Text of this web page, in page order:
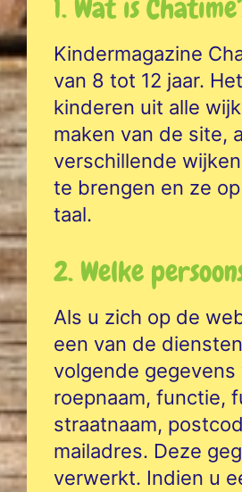
1. Wat is
Kindermagazine
van 8 tot 12 jaar.
kinderen uit alle
maken van de site,
verschillende
te brengen en ze
taal.
2. Welke
Als u zich op de
een van de
volgende
roepnaam, functie,
straatnaam,
mailadres. Deze
verwerkt. Indien u